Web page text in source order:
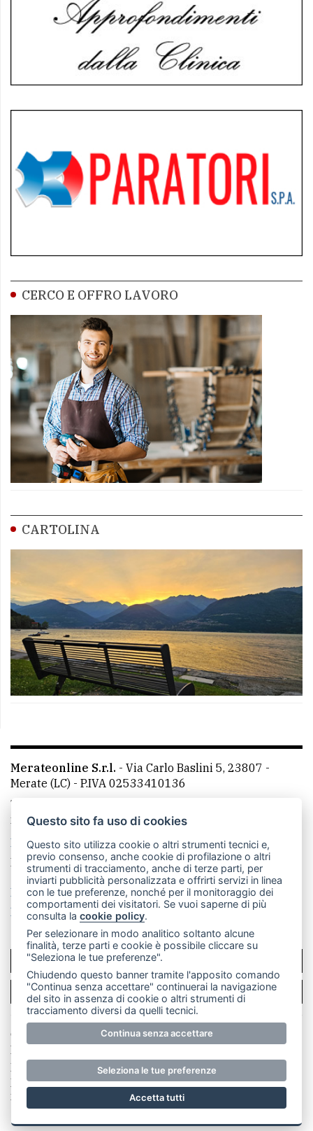
CERCO E OFFRO LAVORO
CARTOLINA
Merateonline S.r.l. - Via Carlo Baslini 5, 23807 -
Merate (LC) - P.IVA 02533410136
Telefono:
mail: redazione@leccoonline.com
La redazione
MerateOnline CasateOnline
RSS
Made by VIP
Privacy policy
Cookie policy
Rivedi le tue scelte sui cookie
SCRIVICI
PER LA TUA PUBBLICITÀ
© Copyright Merateonline S.r.l. - Tutti i diritti riservati.
E' proibita la riproduzione e pubblicazione anche
parziale di testi, articoli e immagini senza la
preventiva autorizzazione scritta dell'editore. RI Lecco
numero Rea LC 291.277 - Capitale sociale 10.329,14 €
Questo sito fa uso di cookies
Questo sito utilizza cookie o altri strumenti tecnici e,
previo consenso, anche cookie di profilazione o altri
strumenti di tracciamento, anche di terze parti, per
inviarti pubblicità personalizzata e offrirti servizi in linea
con le tue preferenze, nonché per il monitoraggio dei
comportamenti dei visitatori. Se vuoi saperne di più
consulta lacookie policy.
Per selezionare in modo analitico soltanto alcune
finalità, terze parti e cookie è possibile cliccare su
"Seleziona le tue preferenze".
Chiudendo questo banner tramite l'apposito comando
"Continua senza accettare" continuerai la navigazione
del sito in assenza di cookie o altri strumenti di
tracciamento diversi da quelli tecnici.
Continua senza accettare
Seleziona le tue preferenze
Accetta tutti